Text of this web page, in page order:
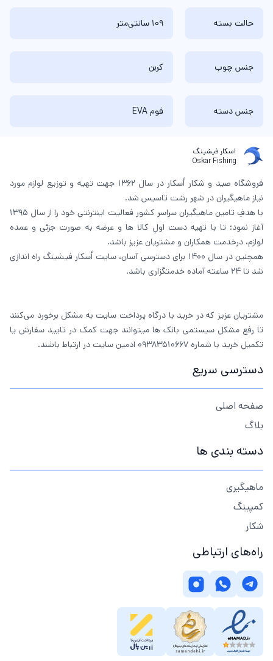
حالت بسته 109 سانتی‌متر
جنس چوب کربن
جنس دسته فوم EVA
اسکار فیشینگ
Oskar Fishing
فروشگاه صید و شکار اُسکار در سال 1362 جهت تهیه و توزیع لوازم مورد
نیاز ماهیگیران در شهر رشت تاسیس شد.
با هدفِ تامین ماهیگیران سراسر کشور فعالیت اینترنتی خود را از سال 1395
آغاز نمود؛ تا با تهیه دست اولِ کالا ها و عرضه به صورت جزئی و عمده
لوازم، درخدمت همکاران و مشتریان عزیز باشد.
همچنین در سال 1400 برای دسترسی آسان، سایت اُسکار فیشینگ راه اندازی
شد تا 24 ساعته آماده خدمتگزاری باشد.
مشتریان عزیز که در خرید با درگاه پرداخت سایت به مشکل برخورد می‌کنند
تا رفع مشکل سیستمی بانک ها میتوانند جهت کمک در تایید سفارش یا
تکمیل خرید با شماره 09383510667 ادمین سایت در ارتباط باشند.
دسترسی سریع
صفحه اصلی
بلاگ
دسته بندی ها
ماهیگیری
کمپینگ
شکار
راه‌های ارتباطی